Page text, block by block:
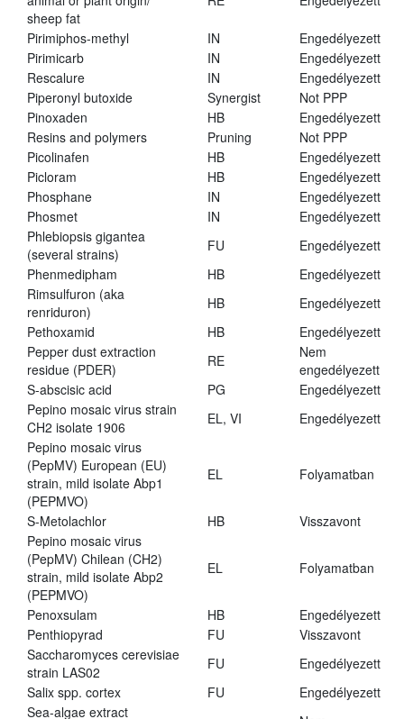
sheep fat
Pirimiphos-methyl IN
Engedélyezett
Pirimicarb
IN
Engedélyezett
Rescalure
IN
Engedélyezett
Piperonyl butoxide
Synergist
Not PPP
Pinoxaden
HB
Engedélyezett
Resins and polymers
Pruning
Not PPP
Picolinafen
HB
Engedélyezett
Picloram
HB
Engedélyezett
Phosphane
IN
Engedélyezett
Phosmet
IN
Engedélyezett
Phlebiopsis gigantea
(several strains)
FU
Engedélyezett
Phenmedipham
HB
Engedélyezett
Rimsulfuron (aka
renriduron)
HB
Engedélyezett
Pethoxamid
HB
Engedélyezett
Pepper dust extraction
residue (PDER)
RE
Nem
engedélyezett
S-abscisic acid
PG
Engedélyezett
Pepino mosaic virus strain
CH2 isolate 1906
EL, VI
Engedélyezett
Pepino mosaic virus
(PepMV) European (EU)
strain, mild isolate Abp1
(PEPMVO)
EL Folyamatban
S-Metolachlor HB
Visszavont
Pepino mosaic virus
(PepMV) Chilean (CH2)
strain, mild isolate Abp2
(PEPMVO)
EL Folyamatban
Penoxsulam HB
Engedélyezett
Penthiopyrad
FU
Visszavont
Saccharomyces cerevisiae
strain LAS02
FU
Engedélyezett
Salix spp. cortex
FU
Engedélyezett
Sea-algae extract